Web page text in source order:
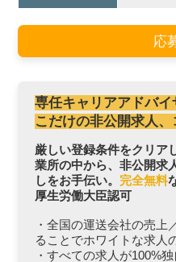
応
専任キャリアアドバ
こだけの非公開求人、
厳しい登録条件をクリア
業所の中から、非公開求
しをお手伝い。 完全無料
厚生労働大臣認可
・全国の運送会社の売上
ることでホワイトな求人
・すべての求人が100%